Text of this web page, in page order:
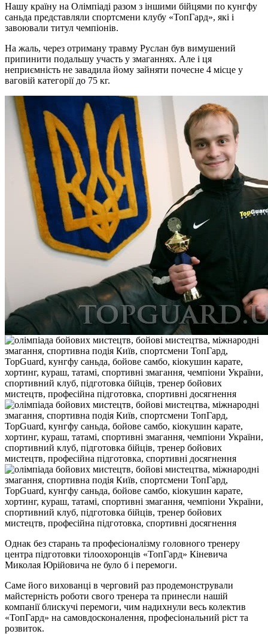
Нашу країну на Олімпіаді разом з іншими бійцями по кунгфу
саньда представляли спортсмени клубу «ТопГард», які і
завоювали титул чемпіонів.
На жаль, через отриману травму Руслан був вимушений
припинити подальшу участь у змаганнях. Але і ця
неприємність не завадила йому зайняти почесне 4 місце у
ваговій категорії до 75 кг.
Однак без старань та професіоналізму головного тренеру
центра підготовки тілоохоронців «ТопГард» Кіневича
Миколая Юрійовича не було б і перемоги.
Саме його вихованці в черговий раз продемонстрували
майстерність роботи свого тренера та принесли нашій
компанії блискучі перемоги, чим надихнули весь колектив
«ТопГард» на самовдосконалення, професіональний ріст та
розвиток.